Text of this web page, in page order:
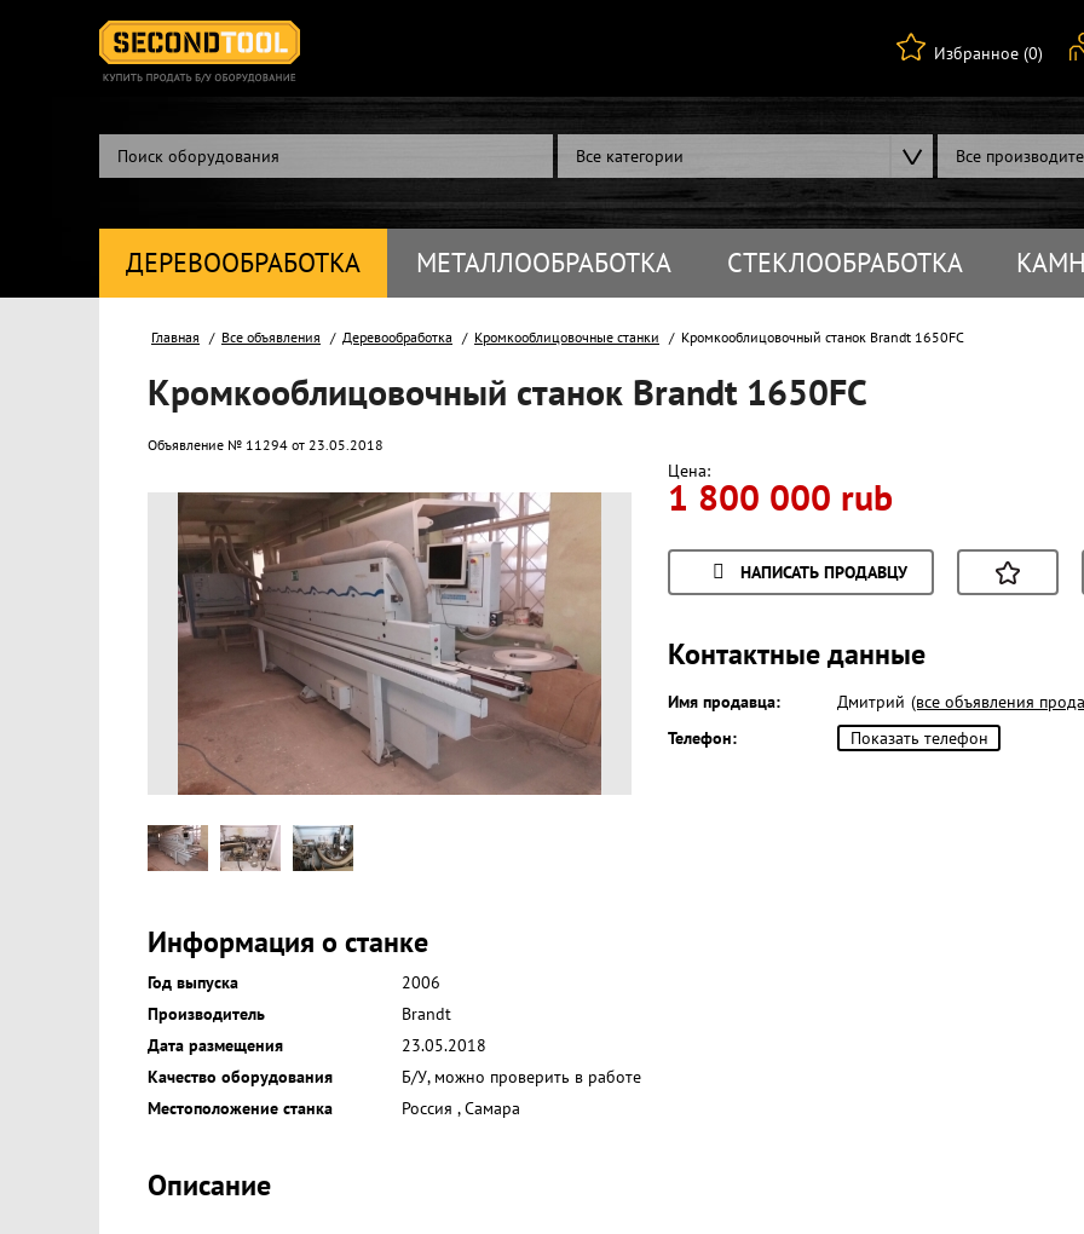
Избранное (0)
Все категории Все
ДЕРЕВООБРАБОТКА МЕТАЛЛООБРАБОТКА СТЕКЛООБРАБОТКА
Главная Все объявления Деревообработка Кромкооблицовочные станки Кромкооблицовочный станок Brandt 1650FC
Кромкооблицовочный станок Brandt 1650FC
Объявление № 11294 от 23.05.2018
Цена:
1 800 000 rub
НАПИСАТЬ ПРОДАВЦУ
Контактные данные
Имя продавца: Дмитрий (все объявления
Телефон:
Показать телефон
Информация о станке
Год выпуска
2006
Производитель
Brandt
Дата размещения
23.05.2018
Качество оборудования
Б/У, можно проверить в работе
Местоположение станка
Россия ,Самара
Описание